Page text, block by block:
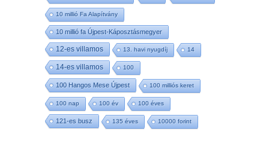
10 millió Fa Alapítvány
10 millió fa Újpest-Káposztásmegyer
12-es villamos 13. havi nyugdíj 14
14-es villamos 100
100 Hangos Mese Újpest 100 milliós keret
100 nap 100 év 100 éves
121-es busz 135 éves 10000 forint